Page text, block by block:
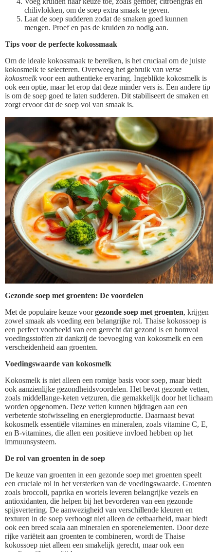
chilivlokken, om de soep extra smaak te geven.
Laat de soep sudderen zodat de smaken goed kunnen
mengen. Proef en pas de kruiden zo nodig aan.
Tips voor de perfecte kokossmaak
Om de ideale kokossmaak te bereiken, is het cruciaal om de juiste
kokosmelk te selecteren. Overweeg het gebruik van verse
kokosmelkvoor een authentieke ervaring. Ingeblikte kokosmelk is
ook een optie, maar let erop dat deze minder vers is. Een andere tip
is om de soep goed te laten sudderen. Dit stabiliseert de smaken en
zorgt ervoor dat de soep vol van smaak is.
Gezonde soep met groenten: De voordelen
Met de populaire keuze voorgezonde soep met groenten, krijgen
zowel smaak als voeding een belangrijke rol. Thaise kokossoep is
een perfect voorbeeld van een gerecht dat gezond is en bomvol
voedingsstoffen zit dankzij de toevoeging van kokosmelk en een
verscheidenheid aan groenten.
Voedingswaarde van kokosmelk
Kokosmelk is niet alleen een romige basis voor soep, maar biedt
ook aanzienlijke gezondheidsvoordelen. Het bevat gezonde vetten,
zoals middellange-keten vetzuren, die gemakkelijk door het lichaam
worden opgenomen. Deze vetten kunnen bijdragen aan een
verbeterde stofwisseling en energieproductie. Daarnaast bevat
kokosmelk essentiële vitamines en mineralen, zoals vitamine C, E,
en B-vitamines, die allen een positieve invloed hebben op het
immuunsysteem.
De rol van groenten in de soep
De keuze van groenten in een gezonde soep met groenten speelt
een cruciale rol in het versterken van de voedingswaarde. Groenten
zoals broccoli, paprika en wortels leveren belangrijke vezels en
antioxidanten, die helpen bij het bevorderen van een gezonde
spijsvertering. De aanwezigheid van verschillende kleuren en
texturen in de soep verhoogt niet alleen de eetbaarheid, maar biedt
ook een breed scala aan mineralen en sporenelementen. Door deze
rijke variëteit aan groenten te combineren, wordt de Thaise
kokossoep niet alleen een smakelijk gerecht, maar ook een